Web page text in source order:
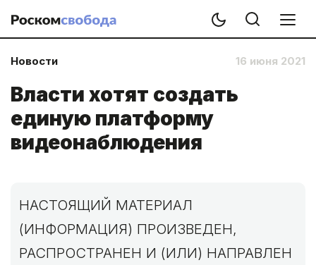
Новости 16 июня 2021
Власти хотят создать
единую платформу
видеонаблюдения
НАСТОЯЩИЙ МАТЕРИАЛ
(ИНФОРМАЦИЯ) ПРОИЗВЕДЕН,
РАСПРОСТРАНЕН И (ИЛИ) НАПРАВЛЕН